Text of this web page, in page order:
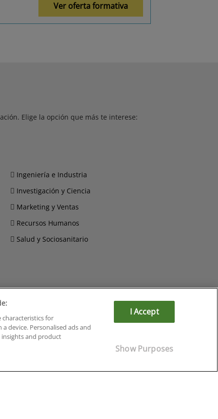
Ver oferta formativa
Elige la opción que más te interese:
Ingeniería e Industria
Investigación y Ciencia
Marketing y Ventas
Recursos Humanos
Salud y Sociosanitario
Cursos en Tarragona
Cursos en Tenerife
Cursos en Toledo
characteristics for
device. Personalised ads and
and product
I Accept
Show Purposes